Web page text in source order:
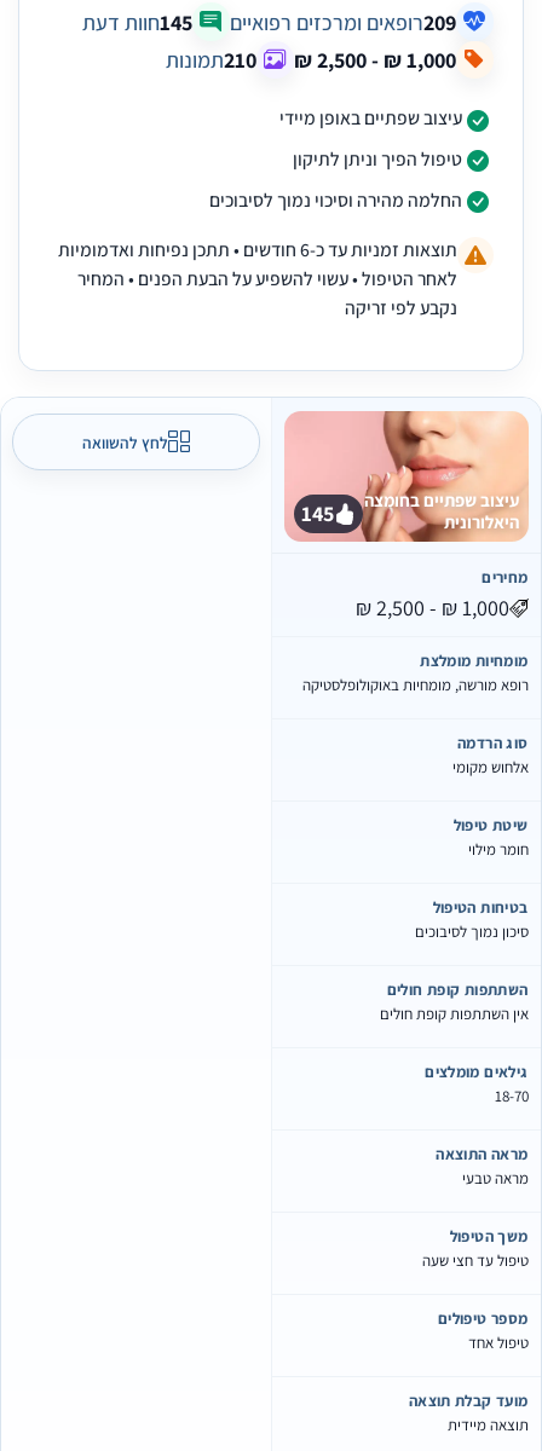
209רופאים ומרכזים רפואיים 145חוות דעת
‏1,000 ₪ - ‏2,500 ₪
210תמונות
עיצוב שפתיים באופן מיידי
טיפול הפיך וניתן לתיקון
החלמה מהירה וסיכוי נמוך לסיבוכים
תוצאות זמניות עד כ-6 חודשים • תתכן נפיחות ואדמומיות
לאחר הטיפול • עשוי להשפיע על הבעת הפנים • המחיר
נקבע לפי זריקה
לחץ להשוואה
עיצוב שפתיים בחומצה
היאלורונית
145
‏1,000 ₪ - ‏2,500 ₪
מומלצת
מורשה, מומחיות באוקולופלסטיקה
הרדמה
מקומי
טיפול
מילוי
הטיפול
נמוך לסיבוכים
קופת חולים
השתתפות קופת חולים
מומלצים
18-
התוצאה
טבעי
הטיפול
עד חצי שעה
טיפולים
אחד
קבלת תוצאה
מיידית